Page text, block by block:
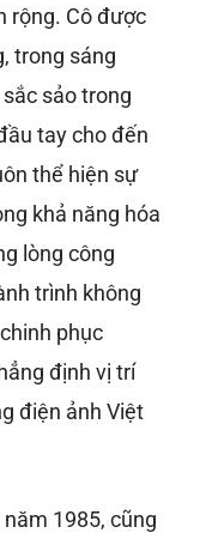
rộng. Cô được
trong sáng
sảo trong
tay cho đến
thể hiện sự
khả năng hóa
lòng công
trình không
phục
định vị trí
điện ảnh Việt
năm 1985, cũng